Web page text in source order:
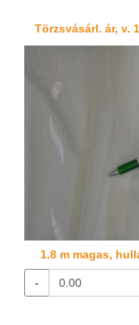
Törzsvásárl. ár, v.
1.8 m magas,
-